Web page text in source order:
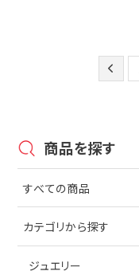
商品を探す
すべての商品
カテゴリから探す
ジュエリー